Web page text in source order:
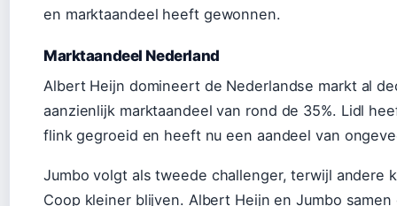
en marktaandeel heeft gewonnen.
Marktaandeel Nederland
Albert Heijn domineert de Nederlandse markt al
aanzienlijk marktaandeel van rond de 35%. Lidl
flink gegroeid en heeft nu een aandeel van
Jumbo volgt als tweede challenger, terwijl andere
Coop kleiner blijven. Albert Heijn en Jumbo